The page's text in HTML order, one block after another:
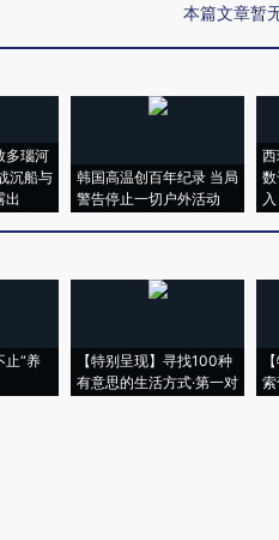
本篇文章暂
多瑙河
沉船与
出
韩国高温创百年纪录 当局
警告停止一切户外活动
入
止“养
【特别呈现】寻找100种
有意思的生活方式·第一对